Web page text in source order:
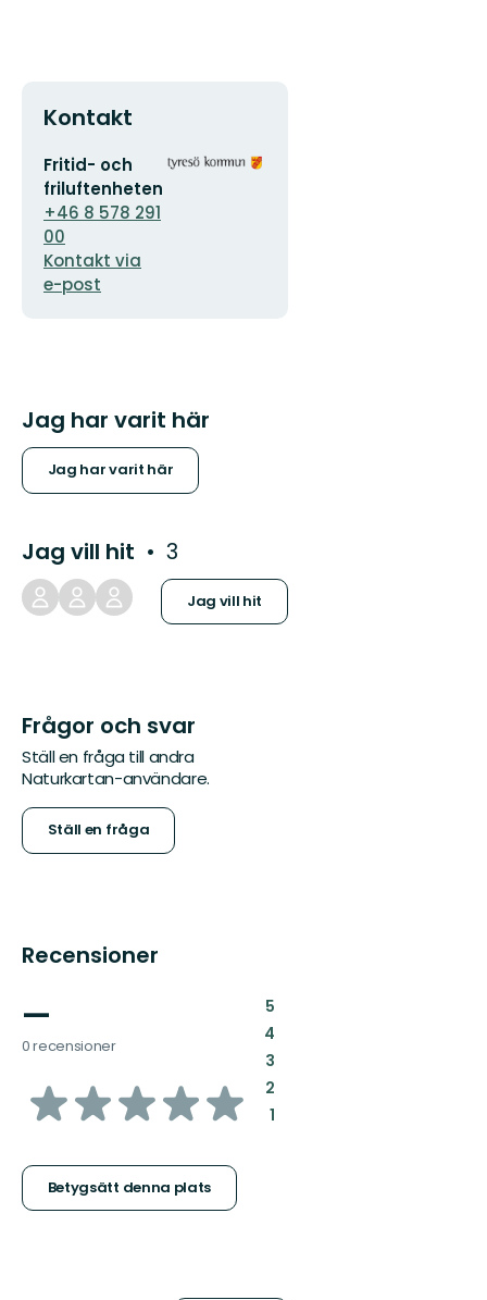
Kontakt
E-
postadress
Fritid- och
friluftenheten
+46 8 578 291
00
Kontakt via
e-post
Organisationens
Jag har varit här
Jag har varit här
Jag vill hit 3
Jag vill hit
Frågor och svar
Ställ en fråga till andra
Naturkartan-användare.
Ställ en fråga
Recensioner
—
0 recensioner
av
stjärnor
Betygsätt denna plats
5:
4:
3:
2:
1: